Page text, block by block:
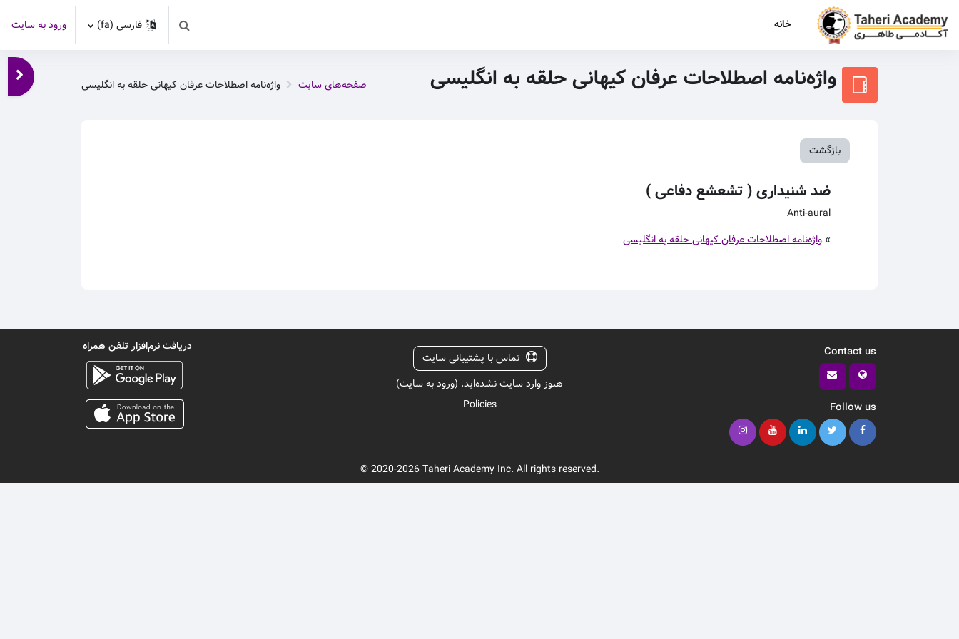
خانه
Toggle search input
فارسی ‎(fa)‎ ورود به سایت
واژه‌نامه اصطلاحات عرفان کیهانی حلقه به انگلیسی صفحه‌های سایت واژه‌نامه اصطلاحات عرفان کیهانی حلقه به انگلیسی
باز
بازگشت
ضد شنیداری ( تشعشع دفاعی )
Anti-aural
» واژه‌نامه اصطلاحات عرفان کیهانی حلقه به انگلیسی
Contact us
Follow us
تماس با پشتیبانی سایت
هنوز وارد سایت نشده‌اید. (ورود به سایت)
Policies
دریافت نرم‌افزار تلفن همراه
© 2020-2026 Taheri Academy Inc. All rights reserved.